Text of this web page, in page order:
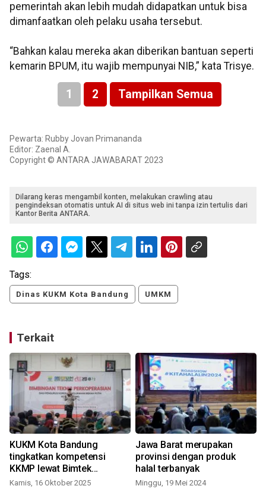
pemerintah akan lebih mudah didapatkan untuk bisa
dimanfaatkan oleh pelaku usaha tersebut.
“Bahkan kalau mereka akan diberikan bantuan seperti
kemarin BPUM, itu wajib mempunyai NIB,” kata Trisye.
1 2 Tampilkan Semua
Pewarta: Rubby Jovan Primananda
Editor: Zaenal A.
Copyright © ANTARA JAWABARAT 2023
Dilarang keras mengambil konten, melakukan crawling atau
pengindeksan otomatis untuk AI di situs web ini tanpa izin tertulis dari
Kantor Berita ANTARA.
Tags:
Dinas KUKM Kota Bandung UMKM
Terkait
KUKM Kota Bandung
tingkatkan kompetensi
KKMP lewat Bimtek
Perkoperasian
Kamis, 16 Oktober 2025
Jawa Barat merupakan
provinsi dengan produk
halal terbanyak
Minggu, 19 Mei 2024